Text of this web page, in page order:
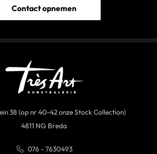
Contact opnemen
38 (op nr 40-42 onze Stock Collection)
4811 NG Breda
076 - 7630493